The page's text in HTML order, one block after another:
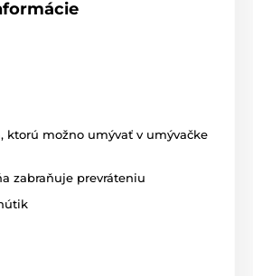
ktorú možno umývať v umývačke
zabraňuje prevráteniu